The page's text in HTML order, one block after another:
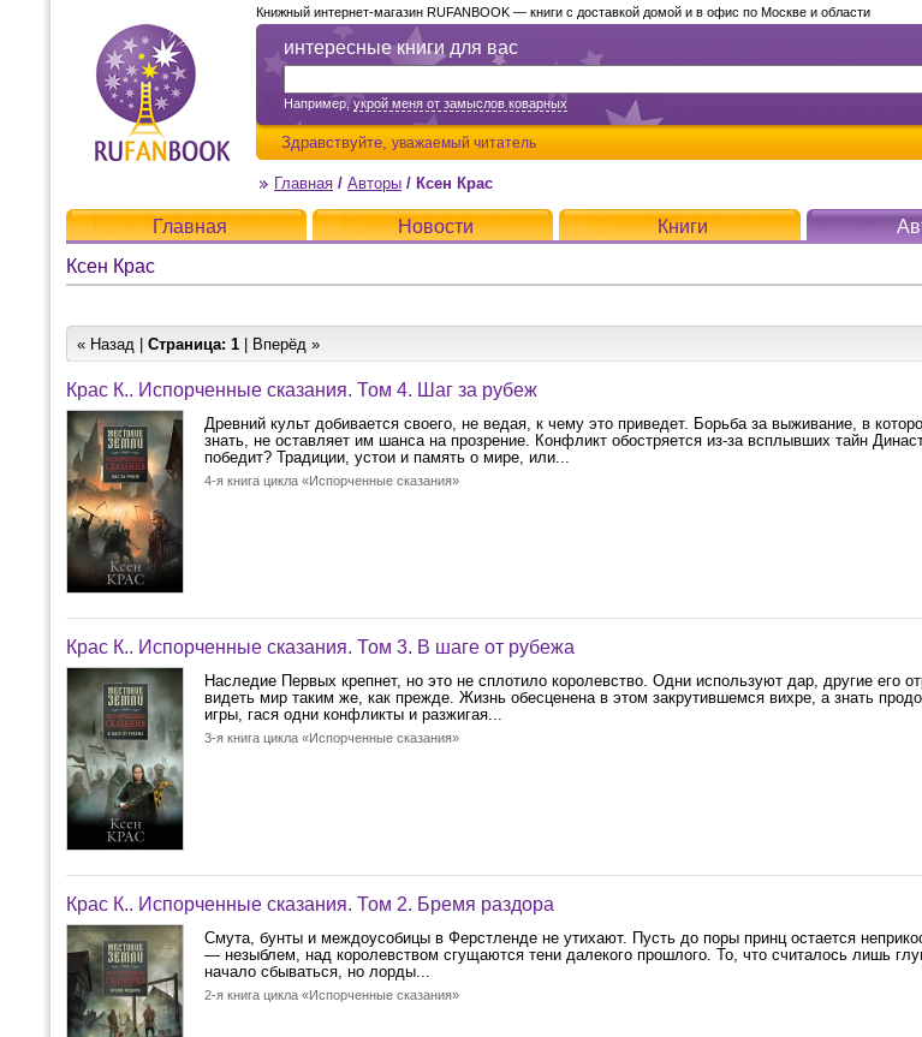
интересные книги для вас
Например,укрой меня от замыслов коварных
Здравствуйте, уважаемый читатель
Книжный интернет-магазин RUFANBOOK — книги с доставкой домой и в офис по Москве и области
Главная / Авторы / Ксен Крас
Главная Новости Книги
Ксен Крас
« Назад | Страница: 1 | Вперёд »
Крас К.. Испорченные сказания. Том 4. Шаг за рубеж
Древний культ добивается своего, не ведая, к чему это приведет. Борьба за выживание, в
знать, не оставляет им шанса на прозрение. Конфликт обостряется из-за всплывших тайн
победит? Традиции, устои и память о мире, или...
4-я книга цикла «Испорченные сказания»
Крас К.. Испорченные сказания. Том 3. В шаге от рубежа
Наследие Первых крепнет, но это не сплотило королевство. Одни используют дар, другие его
видеть мир таким же, как прежде. Жизнь обесценена в этом закрутившемся вихре, а знать
игры, гася одни конфликты и разжигая...
3-я книга цикла «Испорченные сказания»
Крас К.. Испорченные сказания. Том 2. Бремя раздора
Смута, бунты и междоусобицы в Ферстленде не утихают. Пусть до поры принц остается
— незыблем, над королевством сгущаются тени далекого прошлого. То, что считалось лишь
начало сбываться, но лорды...
2-я книга цикла «Испорченные сказания»